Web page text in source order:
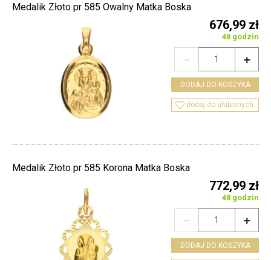
Medalik Złoto pr 585 Owalny Matka Boska
676,99 zł
48 godzin


DODAJ DO KOSZYKA
 dodaj do ulubionych
Medalik Złoto pr 585 Korona Matka Boska
772,99 zł
48 godzin


DODAJ DO KOSZYKA